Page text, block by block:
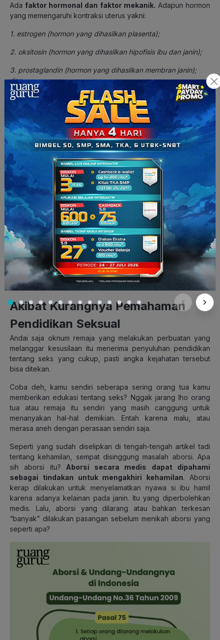
Adafaktor hormonal dan faktor mekanik. Adapun hormon
yang memengaruhi kontraksi uterus yakni:
1. estrogen (hormon yang dihasilkan plasenta);
2. oksitosin (hormon yang dihasilkan hipofisis ibu dan janin);
3. prostaglandin (hormon yang dihasilkan membran janin);
dan
4. relaksin (hormon yang dihasilkan korpus luteum pada
ovarium dan plasenta).
Kalau untuk faktor kedua yakni faktor mekanik.Contoh dari
faktor mekanik ini relaksasi otot-otot rahim dan serviks
Ini mengakibatkan pecahnya amnion. Nah, ini sering kita kenal
dengan namanya pecah ketuban. Dengan pecahnya ketuban
tersebut menyebabkan kepala bayi dapat merengganggkan
serviks sehingga terjadi kontraksi rahim lebih lanjut.
Gais, mulai dari mengandung kita di dalam rahim saja ibu kita
sudah merasakan susah payah. Ditambah lagi saat melahirkan
kita ke dunia. Ibu mempertaruhkan nyawanya supaya si anak
bisa lahir dengan selamat. Makanya, sebagai remaja zaman
now, harus peka juga terhadap masalah pendidikan seksual
dan proses-proses seperti penjelasan di atas.
Akibat Kurangnya Pemahaman
Pendidikan Seksual
Andai saja oknum remaja yang melakukan perbuatan yang
melanggar kesusilaan itu menerima penyuluhan pendidikan
tentang seks yang cukup, pasti angka kejahatan tersebut
bisa ditekan.
Coba deh, kamu sendiri seberapa sering orang tua kamu
memberikan edukasi tentang seks? Nggak jarang lho orang
tua atau remaja itu sendiri yang masih canggung untuk
menanyakan hal-hal demikian. Entah karena malu, atau
merasa aneh dengan perasaan sendiri saja.
Seperti yang sudah diselipkan di tengah-tengah artikel tadi
tentang kehamilan, sempat disinggung masalah aborsi. Apa
sih aborsi itu? Aborsi secara medis dapat dipahami
sebagai tindakan untuk mengakhiri kehamilan. Aborsi
kerap dilakukan untuk menyelamatkan nyawa si ibu hamil
karena adanya kelainan pada janin. Itu yang diperbolehkan
medis. Lalu, aborsi yang dilarang atau bahkan terkesan
“banyak” dilakukan pasangan sebelum menikah aborsi yang
seperti apa?